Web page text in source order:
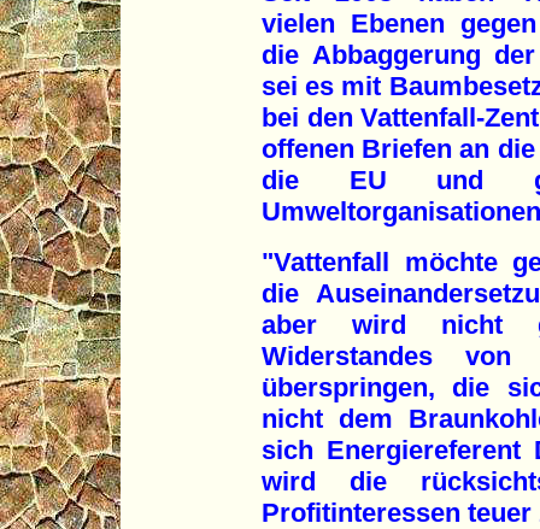
vielen Ebenen
die Abbaggerung
sei es mit
bei den Vattenfall-
offenen Briefen an
die EU und
"Vattenfall möchte
die
aber wird nicht
Widerstandes
überspringen, die
nicht dem
sich Energiereferent
wird die
Profitinteressen